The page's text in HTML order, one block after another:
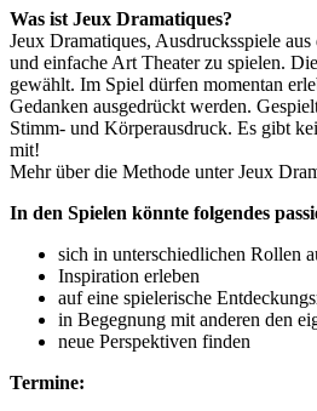
Was ist Jeux Dramatiques?
Jeux Dramatiques, Ausdrucksspiele
und einfache Art Theater zu spielen.
gewählt. Im Spiel dürfen momentan
Gedanken ausgedrückt werden.
Stimm- und Körperausdruck. Es gibt
mit!
Mehr über die Methode unter Jeux
In den Spielen könnte folgendes
sich in unterschiedlichen Rollen
Inspiration erleben
auf eine spielerische
in Begegnung mit anderen den
neue Perspektiven finden
Termine: